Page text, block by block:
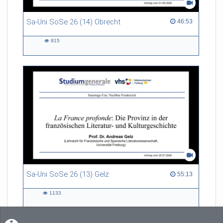
Sa-Uni SoSe 26 (14) Obrecht 46:53
46:53 duration
915
Sa-Uni SoSe 26 (13) Gelz 55:13
55:13 duration
1133